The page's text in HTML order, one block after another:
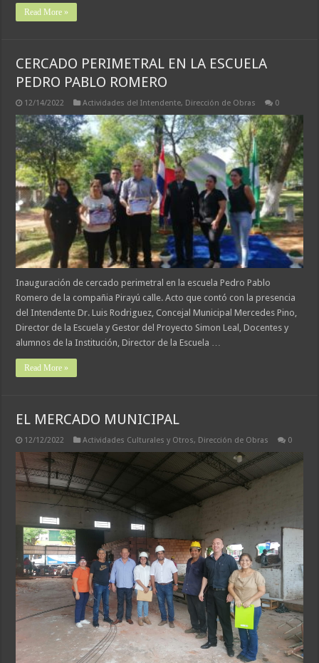
Read More »
CERCADO PERIMETRAL EN LA ESCUELA
PEDRO PABLO ROMERO
12/14/2022 Actividades del Intendente, Dirección de Obras 0
Inauguración de cercado perimetral en la escuela Pedro Pablo
Romero de la compañia Pirayú calle. Acto que contó con la presencia
del Intendente Dr. Luis Rodriguez, Concejal Municipal Mercedes Pino,
Director de la Escuela y Gestor del Proyecto Simon Leal, Docentes y
alumnos de la Institución, Director de la Escuela …
Read More »
EL MERCADO MUNICIPAL
12/12/2022 Actividades Culturales y Otros, Dirección de Obras 0